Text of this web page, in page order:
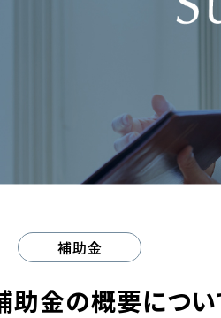
補助金
助金の概要につい